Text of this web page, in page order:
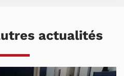
actualités